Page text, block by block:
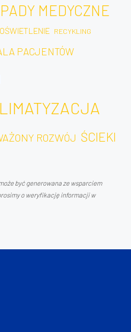
MEDYCZNE
OŚWIETLENIE RECYKLING
PACJENTÓW
ROZWÓJ ŚCIEKI
być generowana ze wsparciem
o weryfikację informacji w